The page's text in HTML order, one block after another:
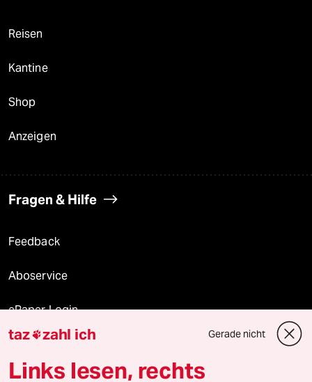
Reisen
Kantine
Shop
Anzeigen
Fragen & Hilfe
Feedback
Aboservice
ePaper Login
Downloads für Abonnierende
taz zahl ich Gerade nicht
Links lesen, rechts